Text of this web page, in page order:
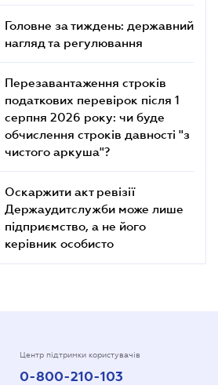
Головне за тиждень: державний
нагляд та регулювання
Перезавантаження строків
податкових перевірок після 1
серпня 2026 року: чи буде
обчислення строків давності "з
чистого аркуша"?
Оскаржити акт ревізії
Держаудитслужби може лише
підприємство, а не його
керівник особисто
Центр підтримки користувачів
0-800-210-103